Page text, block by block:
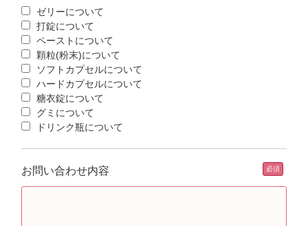
ゼリーについて
打錠について
ペーストについて
顆粒(粉末)について
ソフトカプセルについて
ハードカプセルについて
糖衣錠について
グミについて
ドリンク瓶について
お問い合わせ内容